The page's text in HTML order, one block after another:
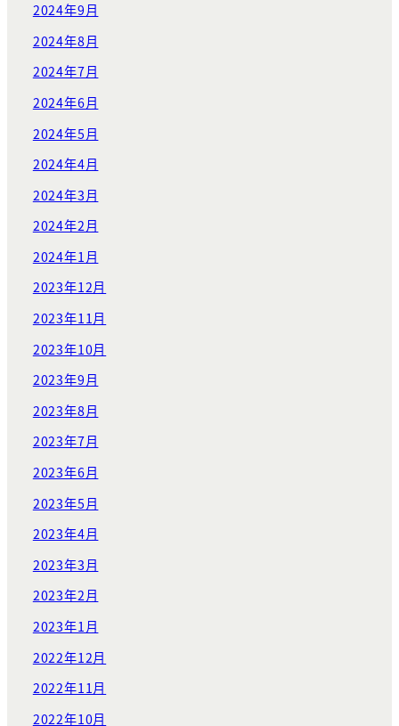
2024年9月
2024年8月
2024年7月
2024年6月
2024年5月
2024年4月
2024年3月
2024年2月
2024年1月
2023年12月
2023年11月
2023年10月
2023年9月
2023年8月
2023年7月
2023年6月
2023年5月
2023年4月
2023年3月
2023年2月
2023年1月
2022年12月
2022年11月
2022年10月